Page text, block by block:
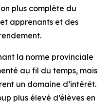
plus complète du
apprenants et des
la norme provinciale
au fil du temps, mais
un domaine d’intérêt.
plus élevé d’élèves en